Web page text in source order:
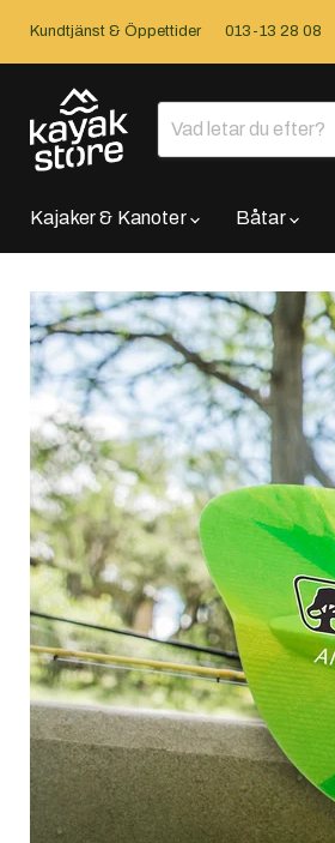
Kundtjänst & Öppettider 013-13 28 08
Kajaker & Kanoter Båtar